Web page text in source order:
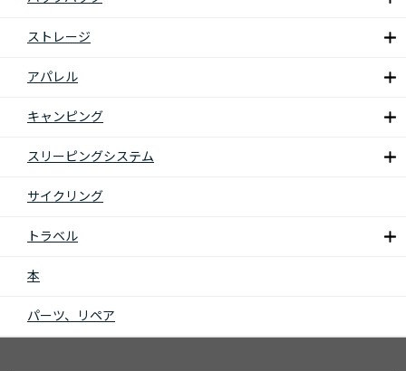
ストレージ
アパレル
キャンピング
スリーピングシステム
サイクリング
トラベル
本
パーツ、リペア